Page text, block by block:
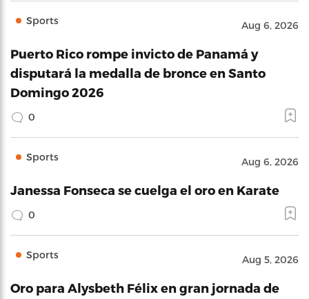
Sports Aug 6, 2026
Puerto Rico rompe invicto de Panamá y
disputará la medalla de bronce en Santo
Domingo 2026
0
Sports Aug 6, 2026
Janessa Fonseca se cuelga el oro en Karate
0
Sports Aug 5, 2026
Oro para Alysbeth Félix en gran jornada de